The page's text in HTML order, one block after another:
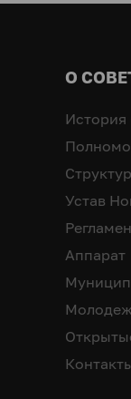
О
История
Устав
Аппарат